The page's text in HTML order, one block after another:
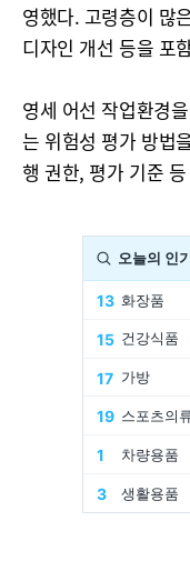
영했다. 고령층이 많
디자인 개선 등을 포
영세 어선 작업환경
는 위험성 평가 방법
행 권한, 평가 기준